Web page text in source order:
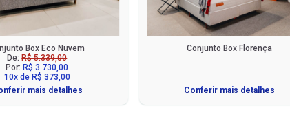
Box Eco Nuvem
De:R$ 5.339,00
Por: R$ 3.730,00
10x de R$ 373,00
mais detalhes
Conjunto Box Florença
Conferir mais detalhes